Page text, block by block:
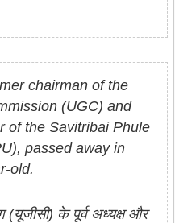
chairman of the
(UGC) and
of the Savitribai Phule
passed away in
old.
(यूजीसी) के पूर्व अध्यक्ष और